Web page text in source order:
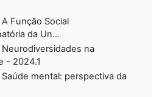
A Função Social
da Un...
Neurodiversidades na
- 2024.1
Saúde mental: perspectiva da